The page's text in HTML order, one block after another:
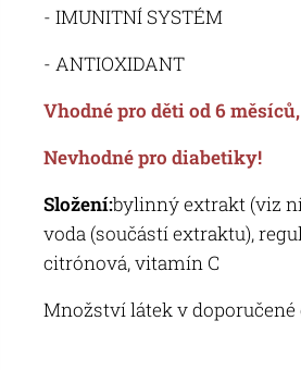
- IMUNITNÍ SYSTÉM
- ANTIOXIDANT
Vhodné pro děti od 6
Nevhodné pro diabetiky!
Složení:bylinný extrakt (viz
voda (součástí extraktu),
citrónová, vitamín C
Množství látek v doporučené